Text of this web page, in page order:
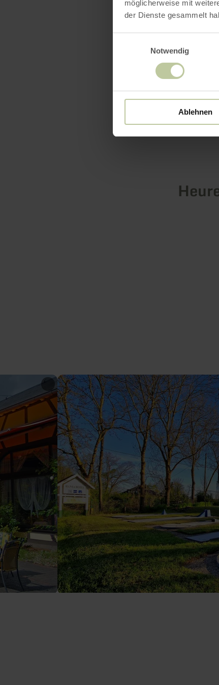
möglicherweise mit
der Dienste gesammelt
Notwendig
Ablehnen
700m du
3 km de